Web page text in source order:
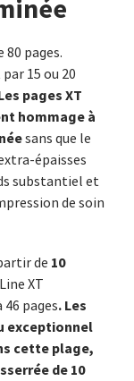
pages.
15 ou 20
pages XT
hommage à
sans que le
épaisses
substantiel et
de soin
de 10
XT
46 pages. Les
exceptionnel
cette plage,
de 10